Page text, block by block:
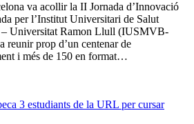
va acollir la II Jornada d’Innovació
per l’Institut Universitari de Salut
Universitat Ramon Llull (IUSMVB-
reunir prop d’un centenar de
i més de 150 en format…
3 estudiants de la URL per cursar